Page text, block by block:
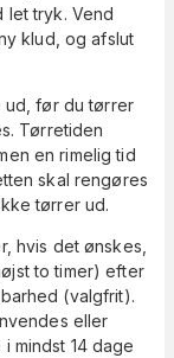
let tryk. Vend
klud, og afslut
ud, før du tørrer
Tørretiden
en rimelig tid
skal rengøres
tørrer ud.
hvis det ønskes,
to timer) efter
(valgfrit).
eller
mindst 14 dage